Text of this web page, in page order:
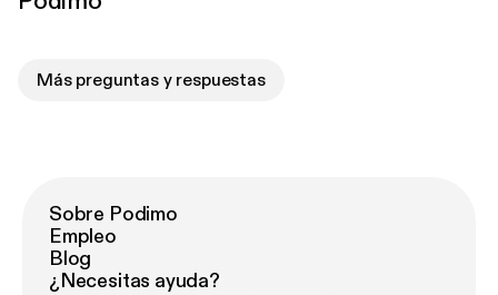
Más preguntas y respuestas
Sobre Podimo
Empleo
Blog
¿Necesitas ayuda?